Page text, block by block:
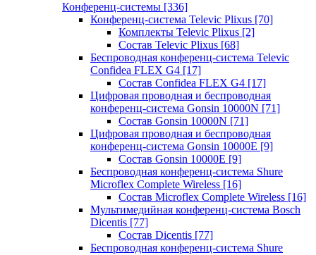
Конференц-системы [336]
Конференц-система Televic Plixus [70]
Комплекты Televic Plixus [2]
Состав Televic Plixus [68]
Беспроводная конференц-система Televic
Confidea FLEX G4 [17]
Состав Confidea FLEX G4 [17]
Цифровая проводная и беспроводная
конференц-система Gonsin 10000N [71]
Состав Gonsin 10000N [71]
Цифровая проводная и беспроводная
конференц-система Gonsin 10000E [9]
Состав Gonsin 10000E [9]
Беспроводная конференц-система Shure
Microflex Complete Wireless [16]
Состав Microflex Complete Wireless [16]
Мультимедийная конференц-система Bosch
Dicentis [77]
Состав Dicentis [77]
Беспроводная конференц-система Shure